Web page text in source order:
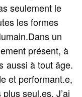
seulement le
les formes
un
présent, à
aussi à tout âge.
et performant.e,
seul.es. J’ai